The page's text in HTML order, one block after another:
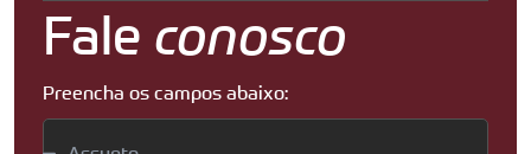
Fale conosco
Preencha os campos abaixo: